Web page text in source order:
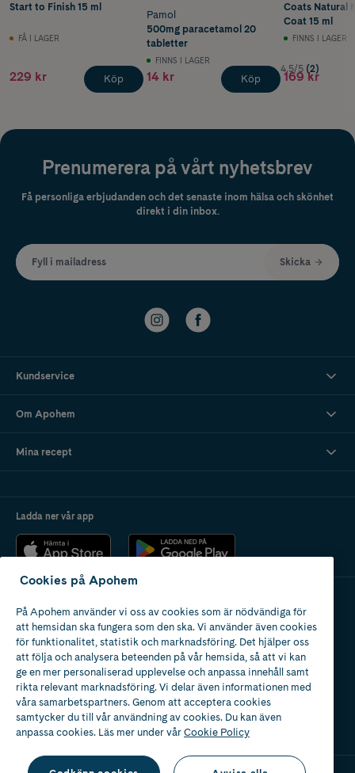
Start to Finish 15 ml
FÅ I LAGER
229 kr Köp
Pamol
500mg paracetamol 20
tabletter
FINNS I LAGER
14 kr Köp
Coats Natural
Coat 15 ml
FINNS I LAGER
4.5/5 (2)
169 kr
Prenumerera på vårt nyhetsbrev
Få personliga erbjudanden och det senaste inom hälsa och skönhet
direkt i din inbox.
Fyll i mailadress Skicka
Kundservice
Om Apohem
Mina recept
Ladda ner vår app
Apotek med tillstånd
av Läkemedelsverket
Cookies på Apohem
På Apohem använder vi oss av cookies som är nödvändiga för
att hemsidan ska fungera som den ska. Vi använder även cookies
för funktionalitet, statistik och marknadsföring. Det hjälper oss
att följa och analysera beteenden på vår hemsida, så att vi kan
ge en mer personaliserad upplevelse och anpassa innehåll samt
rikta relevant marknadsföring. Vi delar även informationen med
våra samarbetspartners. Genom att acceptera cookies
samtycker du till vår användning av cookies. Du kan även
anpassa cookies. Läs mer under vårCookie Policy